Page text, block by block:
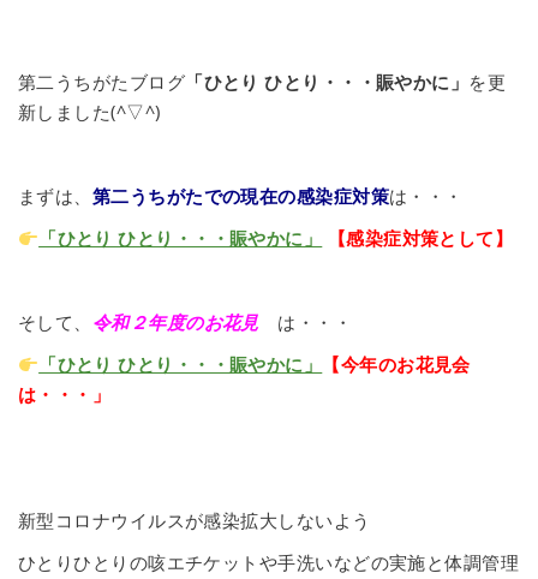
第二うちがたブログ 「ひとり ひとり・・・賑やかに」 を更
新しました(^▽^)
まずは、 第二うちがたでの現在の感染症対策は・・・
「ひとり ひとり・・・賑やかに」
【感染症対策として】
そして、 令和２年度のお花見
は・・・
「ひとり ひとり・・・賑やかに」
【今年のお花見会
は・・・」
新型コロナウイルスが感染拡大しないよう
ひとりひとりの咳エチケットや手洗いなどの実施と体調管理